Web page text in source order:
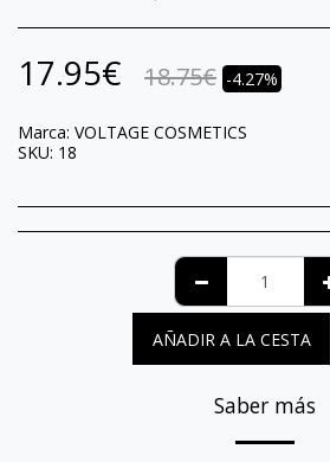
17.95€ 18.75€ -4.27%
Marca: VOLTAGE COSMETICS
SKU: 18
AÑADIR A LA CESTA
Saber más